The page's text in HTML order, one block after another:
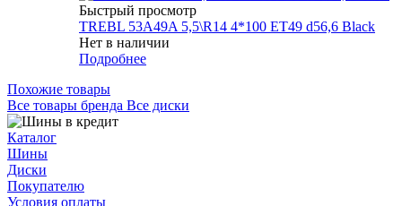
Быстрый просмотр
TREBL 53A49A 5,5\R14 4*100 ET49 d56,6 Black
Нет в наличии
Подробнее
Похожие товары
Все товары бренда Все диски
Каталог
Шины
Диски
Покупателю
Условия оплаты